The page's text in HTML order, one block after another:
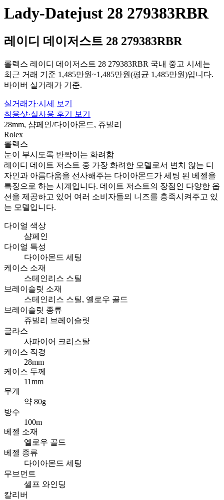
Lady-Datejust 28 279383RBR
레이디 데이저스트 28 279383RBR
롤렉스 레이디 데이저스트 28 279383RBR 국내 중고 시세는
최근 거래 기준 1,485만원~1,485만원(평균 1,485만원)입니다.
바이버 실거래가 기준.
실거래가·시세 보기
착용샷·실사용 후기 보기
28mm, 샴페인/다이아몬드, 쥬빌리
Rolex
롤렉스
눈이 부시도록 반짝이는 화려함
레이디 데이트 저스트 중 가장 화려한 모델로서 변치 않는 디
자인과 아름다움을 선사해주는 다이아몬드가 세팅 된 베젤을
특징으로 하는 시계입니다. 데이트 저스트의 장점인 다양한 옵
션을 제공하고 있어 여러 소비자들의 니즈를 충족시켜주고 있
는 모델입니다.
다이얼 색상
샴페인
다이얼 특성
다이아몬드 세팅
케이스 소재
스테인리스 스틸
브레이슬릿 소재
스테인리스 스틸, 옐로우 골드
브레이슬릿 종류
쥬빌리 브레이슬릿
글라스
사파이어 크리스탈
케이스 직경
28mm
케이스 두께
11mm
무게
약 80g
방수
100m
베젤 소재
옐로우 골드
베젤 종류
다이아몬드 세팅
무브먼트
셀프 와인딩
칼리버